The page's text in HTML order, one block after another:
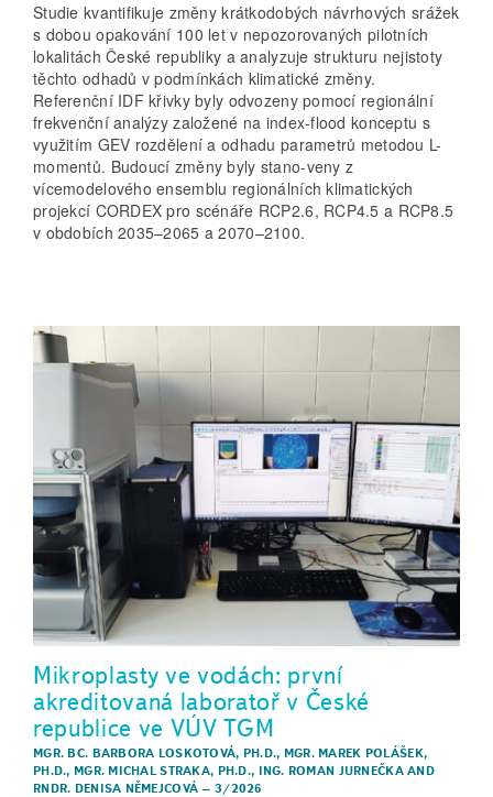
Studie kvantifikuje změny krátkodobých návrhových srážek
s dobou opakování 100 let v nepozorovaných pilotních
lokalitách České republiky a analyzuje strukturu nejistoty
těchto odhadů v podmínkách klimatické změny.
Referenční IDF křivky byly odvozeny pomocí regionální
frekvenční analýzy založené na index-flood konceptu s
využitím GEV rozdělení a odhadu parametrů metodou L-
momentů. Budoucí změny byly stano-veny z
vícemodelového ensemblu regio­nálních klimatických
projekcí CORDEX pro scénáře RCP2.6, RCP4.5 a RCP8.5
v obdobích 2035–2065 a 2070–2100.
Mikroplasty ve vodách: první
akreditovaná laboratoř v České
republice ve VÚV TGM
MGR. BC. BARBORA LOSKOTOVÁ, PH.D., MGR. MAREK POLÁŠEK,
PH.D., MGR. MICHAL STRAKA, PH.D., ING. ROMAN JURNEČKAAND
RNDR. DENISA NĚMEJCOVÁ –3/2026